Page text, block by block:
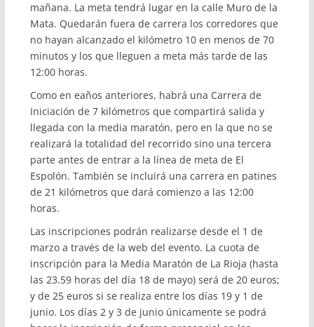
mañana. La meta tendrá lugar en la calle Muro de la
Mata. Quedarán fuera de carrera los corredores que
no hayan alcanzado el kilómetro 10 en menos de 70
minutos y los que lleguen a meta más tarde de las
12:00 horas.
Como en eaños anteriores, habrá una Carrera de
Iniciación de 7 kilómetros que compartirá salida y
llegada con la media maratón, pero en la que no se
realizará la totalidad del recorrido sino una tercera
parte antes de entrar a la línea de meta de El
Espolón. También se incluirá una carrera en patines
de 21 kilómetros que dará comienzo a las 12:00
horas.
Las inscripciones podrán realizarse desde el 1 de
marzo a través de la web del evento. La cuota de
inscripción para la Media Maratón de La Rioja (hasta
las 23.59 horas del día 18 de mayo) será de 20 euros;
y de 25 euros si se realiza entre los días 19 y 1 de
junio. Los días 2 y 3 de junio únicamente se podrá